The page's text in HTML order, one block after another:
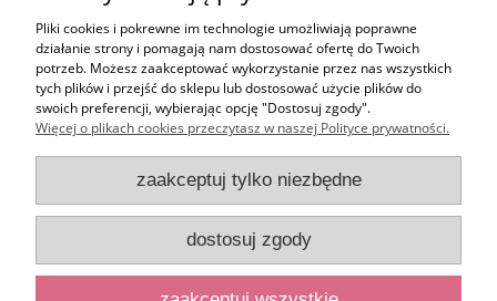
Pliki cookies i pokrewne im technologie umożliwiają poprawne
działanie strony i pomagają nam dostosować ofertę do Twoich
potrzeb. Możesz zaakceptować wykorzystanie przez nas wszystkich
tych plików i przejść do sklepu lub dostosować użycie plików do
swoich preferencji, wybierając opcję "Dostosuj zgody".
Więcej o plikach cookies przeczytasz w naszej Polityce prywatności.
zaakceptuj tylko niezbędne
dostosuj zgody